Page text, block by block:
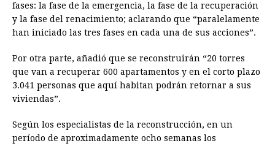
fases: la fase de la emergencia, la fase de la recuperación
y la fase del renacimiento; aclarando que “paralelamente
han iniciado las tres fases en cada una de sus acciones”.
Por otra parte, añadió que se reconstruirán “20 torres
que van a recuperar 600 apartamentos y en el corto plazo
3.041 personas que aquí habitan podrán retornar a sus
viviendas”.
Según los especialistas de la reconstrucción, en un
período de aproximadamente ocho semanas los